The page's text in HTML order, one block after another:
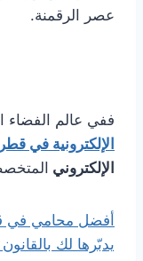
عصر الرقمنة.
ففي عالم الفضاء
الإلكترونية في قطر
الإلكتروني
أفضل محامي في
يدبّرها لك